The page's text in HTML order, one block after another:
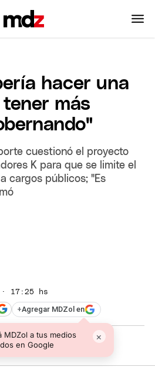
hacer una
tener más
cuestionó el proyecto
K para que se limite el
cargos públicos; "Es
17:25 hs
+Agregar MDZol en
MDZol a tus medios
en Google
×